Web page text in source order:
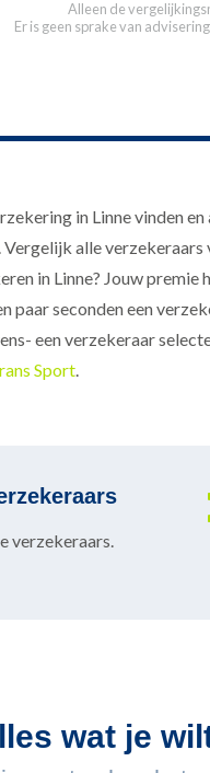
Alleen de
Er is geen sprake van
in Linne vinden
alle verzekeraars
in Linne? Jouw
paar seconden een
een verzekeraar
Sport.
verzekeraars.
wat je